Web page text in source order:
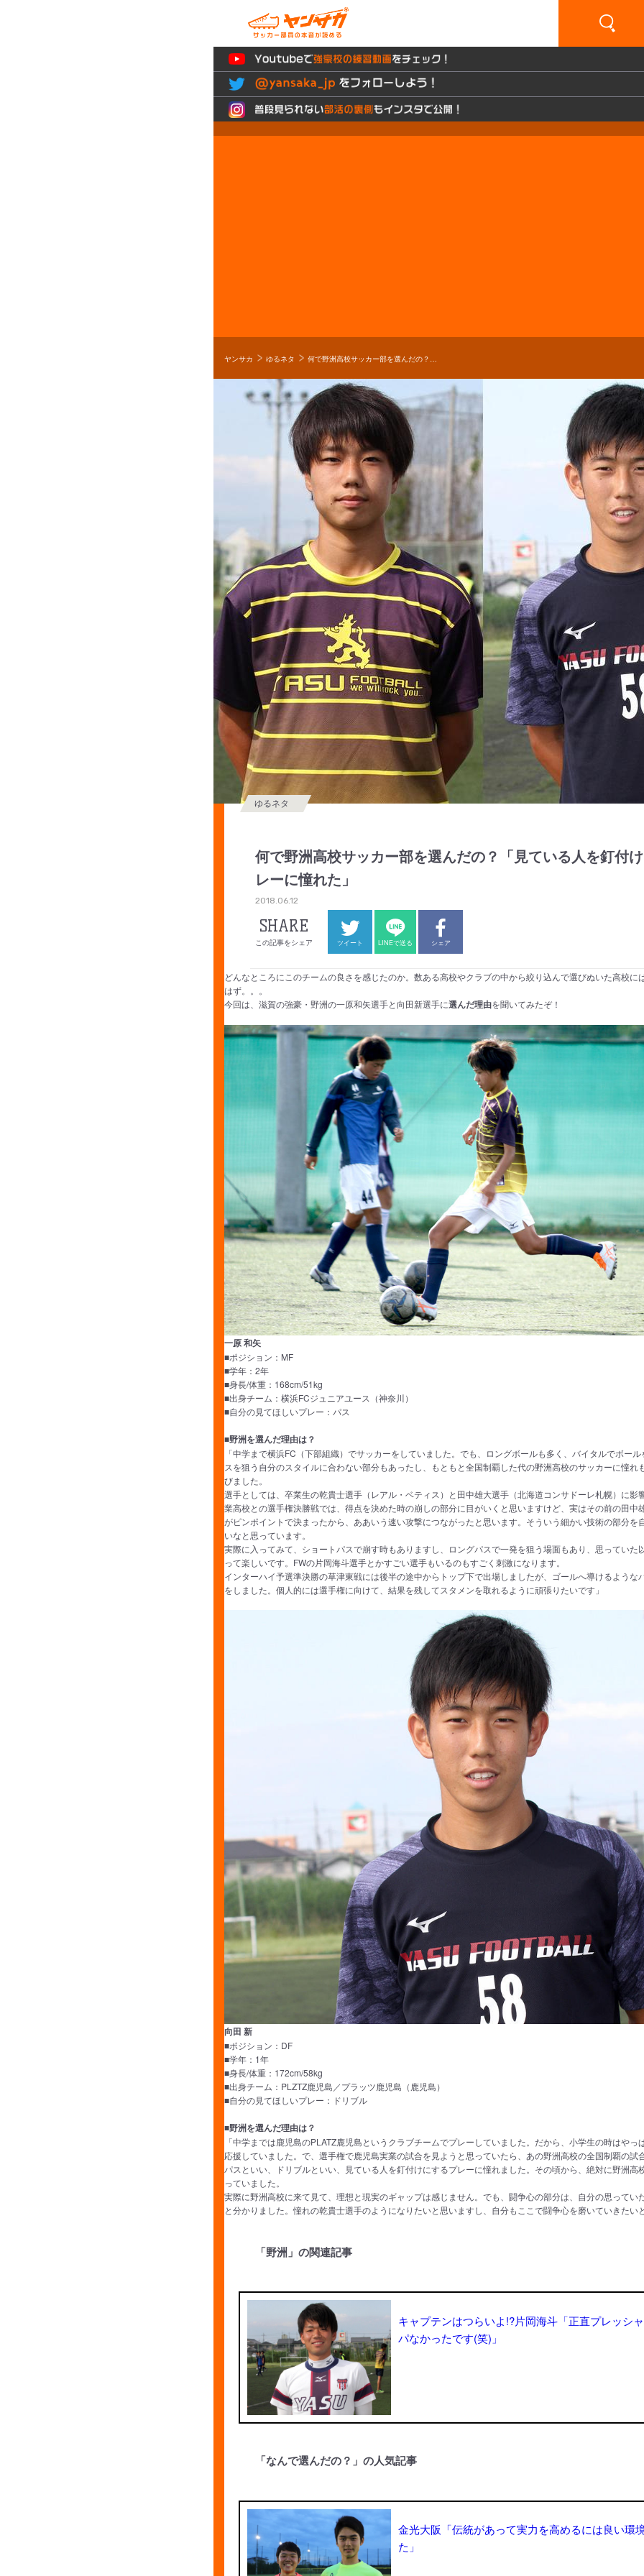
ヤンサカ ゆるネタ 何で野洲高校サッカー部を選んだの？「見ている人を釘付けにするプレーに憧れた」
何で野洲高校サッカー部を選んだの？「見ている人を釘付
レーに憧れた」
ゆるネタ
2018.06.12
SHARE
この記事をシェア ツイート LINEで送る シェア
どんなところにこのチームの良さを感じたのか。数ある高校やクラブの中から絞り込んで選びぬいた高校に
はず。。。
今回は、滋賀の強豪・野洲の一原和矢選手と向田新選手に選んだ理由を聞いてみたぞ！
一原 和矢
■ポジション：MF
■学年：2年
■身長/体重：168cm/51kg
■出身チーム：横浜FCジュニアユース（神奈川）
■自分の見てほしいプレー：パス
■野洲を選んだ理由は？
「中学まで横浜FC（下部組織）でサッカーをしていました。でも、ロングボールも多く、バイタルでボー
スを狙う自分のスタイルに合わない部分もあったし、もともと全国制覇した代の野洲高校のサッカーに憧れ
びました。
選手としては、卒業生の乾貴士選手（レアル・ベティス）と田中雄大選手（北海道コンサドーレ札幌）に影
業高校との選手権決勝戦では、得点を決めた時の崩しの部分に目がいくと思いますけど、実はその前の田中
がピンポイントで決まったから、ああいう速い攻撃につながったと思います。そういう細かい技術の部分を
いなと思っています。
実際に入ってみて、ショートパスで崩す時もありますし、ロングパスで一発を狙う場面もあり、思っていた
って楽しいです。FWの片岡海斗選手とかすごい選手もいるのもすごく刺激になります。
インターハイ予選準決勝の草津東戦には後半の途中からトップ下で出場しましたが、ゴールへ導けるような
をしました。個人的には選手権に向けて、結果を残してスタメンを取れるように頑張りたいです」
向田 新
■ポジション：DF
■学年：1年
■身長/体重：172cm/58kg
■出身チーム：PLZTZ鹿児島／プラッツ鹿児島（鹿児島）
■自分の見てほしいプレー：ドリブル
■野洲を選んだ理由は？
「中学までは鹿児島のPLATZ鹿児島というクラブチームでプレーしていました。だから、小学生の時はやっ
応援していました。で、選手権で鹿児島実業の試合を見ようと思っていたら、あの野洲高校の全国制覇の試
パスといい、ドリブルといい、見ている人を釘付けにするプレーに憧れました。その頃から、絶対に野洲高
っていました。
実際に野洲高校に来て見て、理想と現実のギャップは感じません。でも、闘争心の部分は、自分の思ってい
と分かりました。憧れの乾貴士選手のようになりたいと思いますし、自分もここで闘争心を磨いていきたい
「野洲」の関連記事
キャプテンはつらいよ!?片岡海斗「正直プレッシ
パなかったです(笑)」
「なんで選んだの？」の人気記事
金光大阪「伝統があって実力を高めるには良い環
た」